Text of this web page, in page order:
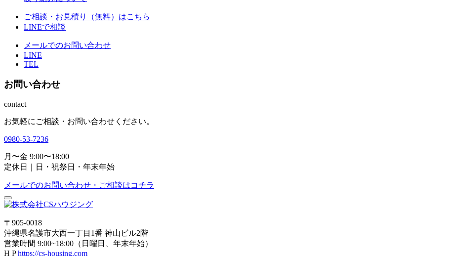
ご相談・お見積り（無料）はこちら
LINEで相談
メールでのお問い合わせ
LINE
TEL
お問い合わせ
contact
お気軽にご相談・お問い合わせください。
0980-53-7236
月〜金 9:00〜18:00
定休日｜日・祝祭日・年末年始
メールでのお問い合わせ・ご相談はコチラ
〒905-0018
沖縄県名護市大西一丁目1番 神山ビル2階
営業時間 9:00~18:00（日曜日、年末年始）
H Phttps://cs-housing.com